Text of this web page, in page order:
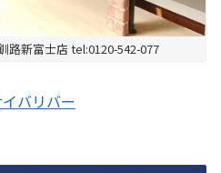
新富士店 tel:0120-542-077
バリバー